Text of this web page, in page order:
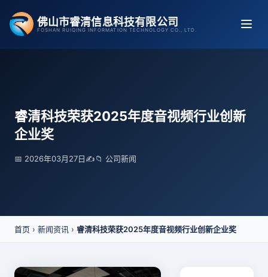
容
佛山市睿清信息科技有限公司
FOSHAN RUIQING INFORMATION TECHNOLOGY CO., LTD.
睿清科技荣获2025年度音视频行业创新
企业奖
📅 2026年03月27日✍️📁 公司新闻
首页 › 新闻资讯 › 睿清科技荣获2025年度音视频行业创新企业奖